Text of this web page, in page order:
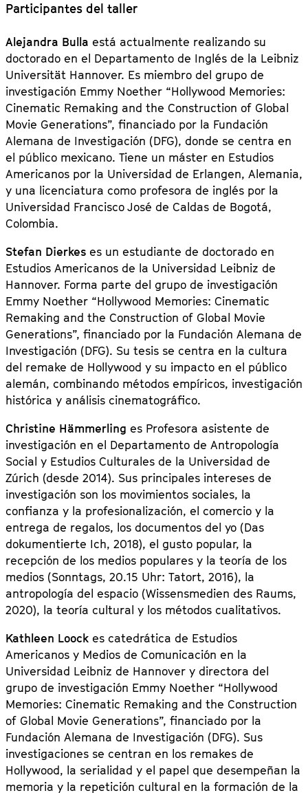
Participantes del taller
Alejandra Bulla está actualmente realizando su
doctorado en el Departamento de Inglés de la Leibniz
Universität Hannover. Es miembro del grupo de
investigación Emmy Noether “Hollywood Memories:
Cinematic Remaking and the Construction of Global
Movie Generations”, financiado por la Fundación
Alemana de Investigación (DFG), donde se centra en
el público mexicano. Tiene un máster en Estudios
Americanos por la Universidad de Erlangen, Alemania,
y una licenciatura como profesora de inglés por la
Universidad Francisco José de Caldas de Bogotá,
Colombia.
Stefan Dierkes es un estudiante de doctorado en
Estudios Americanos de la Universidad Leibniz de
Hannover. Forma parte del grupo de investigación
Emmy Noether “Hollywood Memories: Cinematic
Remaking and the Construction of Global Movie
Generations”, financiado por la Fundación Alemana de
Investigación (DFG). Su tesis se centra en la cultura
del remake de Hollywood y su impacto en el público
alemán, combinando métodos empíricos, investigación
histórica y análisis cinematográfico.
Christine Hämmerling es Profesora asistente de
investigación en el Departamento de Antropología
Social y Estudios Culturales de la Universidad de
Zúrich (desde 2014). Sus principales intereses de
investigación son los movimientos sociales, la
confianza y la profesionalización, el comercio y la
entrega de regalos, los documentos del yo (Das
dokumentierte Ich, 2018), el gusto popular, la
recepción de los medios populares y la teoría de los
medios (Sonntags, 20.15 Uhr: Tatort, 2016), la
antropología del espacio (Wissensmedien des Raums,
2020), la teoría cultural y los métodos cualitativos.
Kathleen Loock es catedrática de Estudios
Americanos y Medios de Comunicación en la
Universidad Leibniz de Hannover y directora del
grupo de investigación Emmy Noether “Hollywood
Memories: Cinematic Remaking and the Construction
of Global Movie Generations”, financiado por la
Fundación Alemana de Investigación (DFG). Sus
investigaciones se centran en los remakes de
Hollywood, la serialidad y el papel que desempeñan la
memoria y la repetición cultural en la formación de la